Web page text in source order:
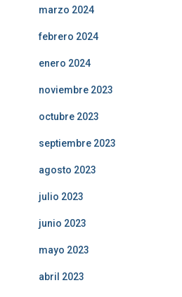
marzo 2024
febrero 2024
enero 2024
noviembre 2023
octubre 2023
septiembre 2023
agosto 2023
julio 2023
junio 2023
mayo 2023
abril 2023